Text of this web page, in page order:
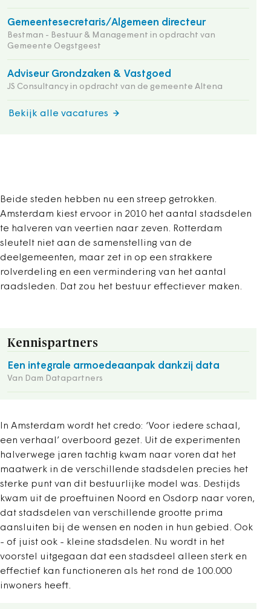
Gemeentesecretaris/Algemeen directeur
Bestman - Bestuur & Management in opdracht van
Gemeente Oegstgeest
Adviseur Grondzaken & Vastgoed
JS Consultancy in opdracht van de gemeente Altena
Bekijk alle vacatures
Beide steden hebben nu een streep getrokken.
Amsterdam kiest ervoor in 2010 het aantal stadsdelen
te halveren van veertien naar zeven. Rotterdam
sleutelt niet aan de samenstelling van de
deelgemeenten, maar zet in op een strakkere
rolverdeling en een vermindering van het aantal
raadsleden. Dat zou het bestuur effectiever maken.
Kennispartners
Een integrale armoedeaanpak dankzij data
Van Dam Datapartners
In Amsterdam wordt het credo: ‘Voor iedere schaal,
een verhaal’ overboord gezet. Uit de experimenten
halverwege jaren tachtig kwam naar voren dat het
maatwerk in de verschillende stadsdelen precies het
sterke punt van dit bestuurlijke model was. Destijds
kwam uit de proeftuinen Noord en Osdorp naar voren,
dat stadsdelen van verschillende grootte prima
aansluiten bij de wensen en noden in hun gebied. Ook
- of juist ook - kleine stadsdelen. Nu wordt in het
voorstel uitgegaan dat een stadsdeel alleen sterk en
effectief kan functioneren als het rond de 100.000
inwoners heeft.